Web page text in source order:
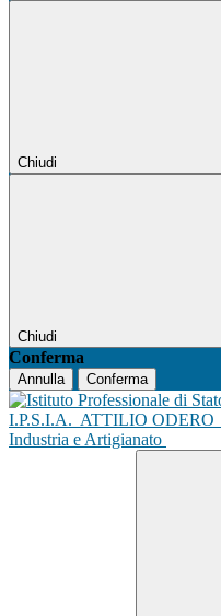
Chiudi
Chiudi
Conferma
Annulla Conferma
I.P.S.I.A. ATTILIO ODERO
Industria e Artigianato